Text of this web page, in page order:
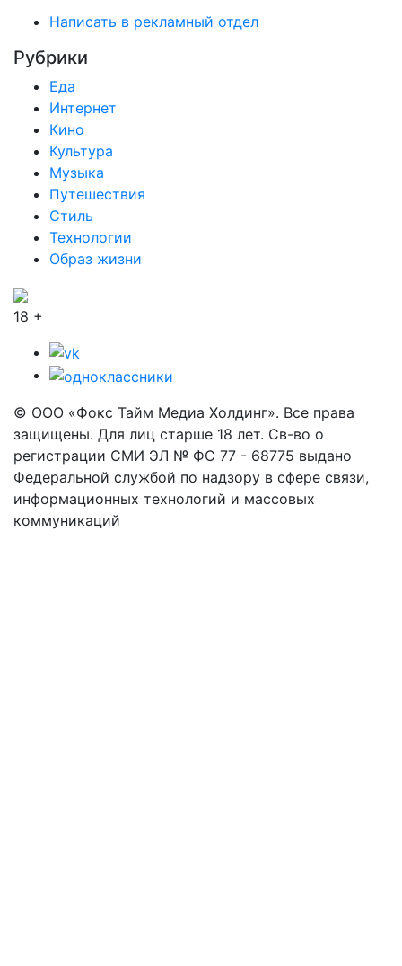
Написать в рекламный отдел
Рубрики
Еда
Интернет
Кино
Культура
Музыка
Путешествия
Стиль
Технологии
Образ жизни
18 +
© ООО «Фокс Тайм Медиа Холдинг». Все права
защищены. Для лиц старше 18 лет. Св-во о
регистрации СМИ ЭЛ № ФС 77 - 68775 выдано
Федеральной службой по надзору в сфере связи,
информационных технологий и массовых
коммуникаций